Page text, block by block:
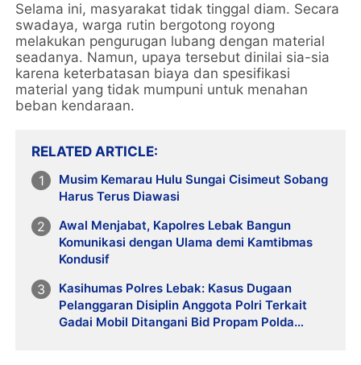
Selama ini, masyarakat tidak tinggal diam. Secara
swadaya, warga rutin bergotong royong
melakukan pengurugan lubang dengan material
seadanya. Namun, upaya tersebut dinilai sia-sia
karena keterbatasan biaya dan spesifikasi
material yang tidak mumpuni untuk menahan
beban kendaraan.
RELATED ARTICLE
Musim Kemarau Hulu Sungai Cisimeut Sobang
Harus Terus Diawasi
Awal Menjabat, Kapolres Lebak Bangun
Komunikasi dengan Ulama demi Kamtibmas
Kondusif
Kasihumas Polres Lebak: Kasus Dugaan
Pelanggaran Disiplin Anggota Polri Terkait
Gadai Mobil Ditangani Bid Propam Polda